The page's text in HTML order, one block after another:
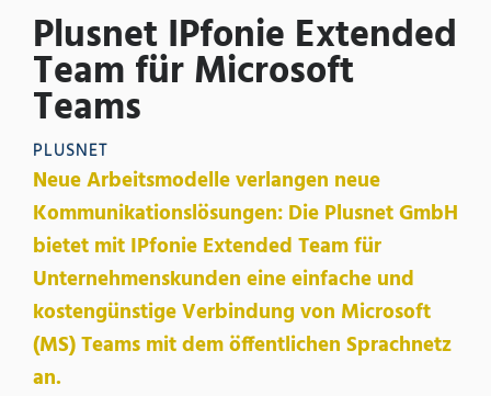
Plusnet IPfonie Extended
Team für Microsoft
Teams
PLUSNET
Neue Arbeitsmodelle verlangen neue
Kommunikationslösungen: Die Plusnet GmbH
bietet mit IPfonie Extended Team für
Unternehmenskunden eine einfache und
kostengünstige Verbindung von Microsoft
(MS) Teams mit dem öffentlichen Sprachnetz
an.